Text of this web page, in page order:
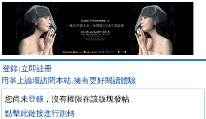
登錄 立即註冊
用掌上論壇訪問本站,擁有更好閱讀體驗
您尚未登錄 ，沒有權限在該版塊發帖
點擊此鏈接進行跳轉